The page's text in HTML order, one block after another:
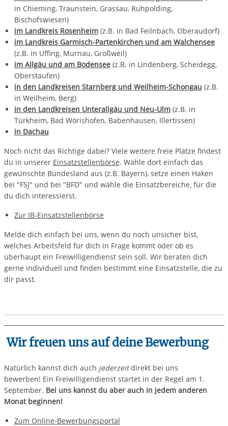
in Chieming, Traunstein, Grassau, Ruhpolding,
Bischofswiesen)
im Landkreis Rosenheim(z.B. in Bad Feilnbach, Oberaudorf)
im Landkreis Garmisch-Partenkirchen und am Walchensee
(z.B. in Uffing, Murnau, Großweil)
im Allgäu und am Bodensee(z.B. in Lindenberg, Scheidegg,
Oberstaufen)
in den Landkreisen Starnberg und Weilheim-Schongau (z.B.
in Weilheim, Berg)
in den Landkreisen Unterallgäu und Neu-Ulm(z.B. in
Türkheim, Bad Wörishofen, Babenhausen, Illertissen)
in Dachau
Noch nicht das Richtige dabei? Viele weitere freie Plätze findest
du in unserer Einsatzstellenbörse. Wähle dort einfach das
gewünschte Bundesland aus (z.B. Bayern), setze einen Haken
bei "FSJ" und bei "BFD" und wähle die Einsatzbereiche, für die
du dich interessierst.
Zur IB-Einsatzstellenbörse
Melde dich einfach bei uns, wenn du noch unsicher bist,
welches Arbeitsfeld für dich in Frage kommt oder ob es
überhaupt ein Freiwilligendienst sein soll. Wir beraten dich
gerne individuell und finden bestimmt eine Einsatzstelle, die zu
dir passt.
Wir freuen uns auf deine Bewerbung
Natürlich kannst dich auch jederzeitdirekt bei uns
bewerben! Ein Freiwilligendienst startet in der Regel am 1.
September. Bei uns kannst du aber auch in jedem anderen
Monat beginnen!
Zum Online-Bewerbungsportal